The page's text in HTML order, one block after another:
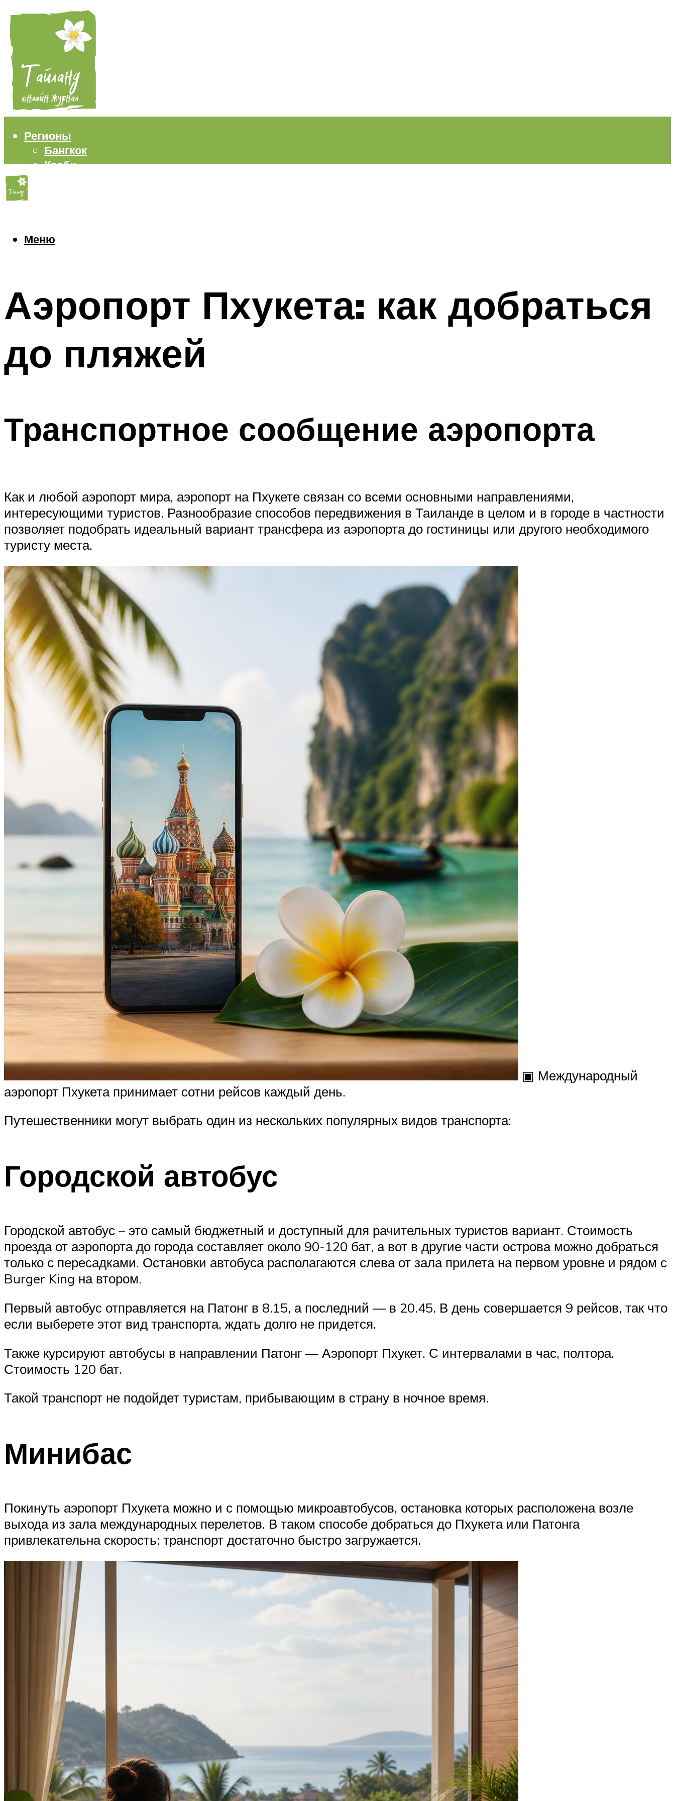
Регионы
Бангкок
Краби
Еда
Меню
Меню
Аэропорт Пхукета: как добраться
до пляжей
Транспортное сообщение аэропорта
Как и любой аэропорт мира, аэропорт на Пхукете связан со всеми основными направлениями,
интересующими туристов. Разнообразие способов передвижения в Таиланде в целом и в городе в частности
позволяет подобрать идеальный вариант трансфера из аэропорта до гостиницы или другого необходимого
туристу места.
▣ Международный
аэропорт Пхукета принимает сотни рейсов каждый день.
Путешественники могут выбрать один из нескольких популярных видов транспорта:
Городской автобус
Городской автобус – это самый бюджетный и доступный для рачительных туристов вариант. Стоимость
проезда от аэропорта до города составляет около 90-120 бат, а вот в другие части острова можно добраться
только с пересадками. Остановки автобуса располагаются слева от зала прилета на первом уровне и рядом с
Burger King на втором.
Первый автобус отправляется на Патонг в 8.15, а последний — в 20.45. В день совершается 9 рейсов, так что
если выберете этот вид транспорта, ждать долго не придется.
Также курсируют автобусы в направлении Патонг — Аэропорт Пхукет. С интервалами в час, полтора.
Стоимость 120 бат.
Такой транспорт не подойдет туристам, прибывающим в страну в ночное время.
Минибас
Покинуть аэропорт Пхукета можно и с помощью микроавтобусов, остановка которых расположена возле
выхода из зала международных перелетов. В таком способе добраться до Пхукета или Патонга
привлекательна скорость: транспорт достаточно быстро загружается.